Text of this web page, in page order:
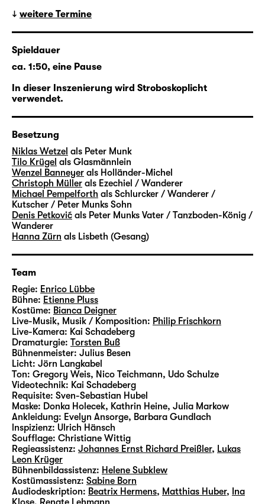
weitere Termine
Spieldauer
ca. 1:50, eine Pause
In dieser Inszenierung wird Stroboskoplicht
verwendet.
Besetzung
Niklas Wetzel als Peter Munk
Tilo Krügel als Glasmännlein
Wenzel Banneyer als Holländer-Michel
Christoph Müller als Ezechiel / Wanderer
Michael Pempelforth als Schlurcker / Wanderer /
Kutscher / Peter Munks Sohn
Denis Petković als Peter Munks Vater / Tanzboden-König /
Wanderer
Hanna Zürn als Lisbeth (Gesang)
Team
Regie: Enrico Lübbe
Bühne: Etienne Pluss
Kostüme: Bianca Deigner
Live-Musik, Musik / Komposition: Philip Frischkorn
Live-Kamera: Kai Schadeberg
Dramaturgie: Torsten Buß
Bühnenmeister: Julius Besen
Licht: Jörn Langkabel
Ton: Gregory Weis, Nico Teichmann, Udo Schulze
Videotechnik: Kai Schadeberg
Requisite: Sven-Sebastian Hubel
Maske: Donka Holecek, Kathrin Heine, Julia Markow
Ankleidung: Evelyn Ansorge, Barbara Gundlach
lnspizienz: Ulrich Hänsch
Soufflage: Christiane Wittig
Regieassistenz: Johannes Ernst Richard Preißler, Lukas
Leon Krüger
Bühnenbildassistenz: Helene Subklew
Kostümassistenz: Sabine Born
Audiodeskription: Beatrix Hermens, Matthias Huber, Ina